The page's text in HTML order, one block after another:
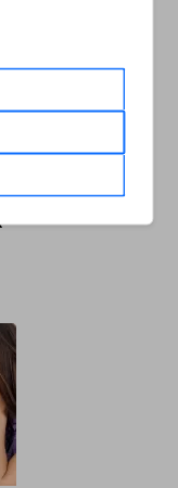
può
il tuo